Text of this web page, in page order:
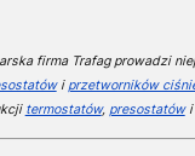
firma Trafag prowadzi
i przetworników
termostatów, presostatówi